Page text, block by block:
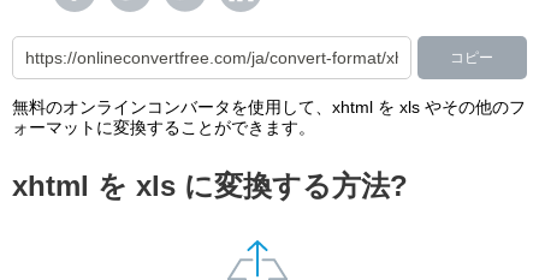
コピー
無料のオンラインコンバータを使用して、xhtml を xls やその他のフ
ォーマットに変換することができます。
xhtml を xls に変換する方法?